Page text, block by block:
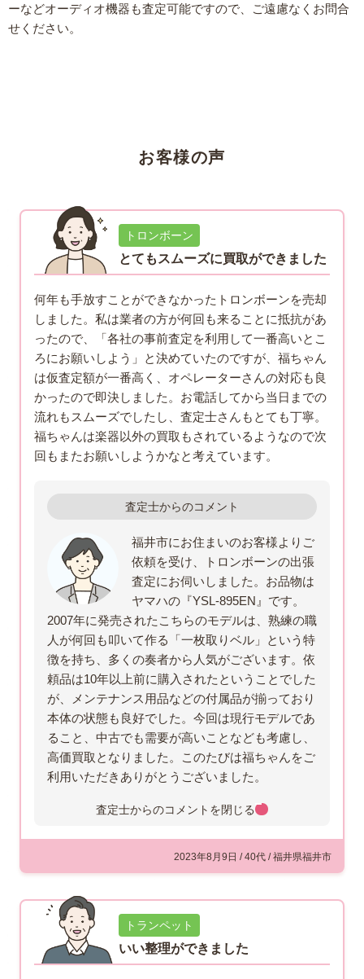
ーなどオーディオ機器も査定可能ですので、ご遠慮なくお問合
せください。
お客様の声
トロンボーン
とてもスムーズに買取ができました
何年も手放すことができなかったトロンボーンを売却
しました。私は業者の方が何回も来ることに抵抗があ
ったので、「各社の事前査定を利用して一番高いとこ
ろにお願いしよう」と決めていたのですが、福ちゃん
は仮査定額が一番高く、オペレーターさんの対応も良
かったので即決しました。お電話してから当日までの
流れもスムーズでしたし、査定士さんもとても丁寧。
福ちゃんは楽器以外の買取もされているようなので次
回もまたお願いしようかなと考えています。
査定士からのコメント
福井市にお住まいのお客様よりご
依頼を受け、トロンボーンの出張
査定にお伺いしました。お品物は
ヤマハの『YSL‐895EN』です。
2007年に発売されたこちらのモデルは、熟練の職
人が何回も叩いて作る「一枚取りベル」という特
徴を持ち、多くの奏者から人気がございます。依
頼品は10年以上前に購入されたということでした
が、メンテナンス用品などの付属品が揃っており
本体の状態も良好でした。今回は現行モデルであ
ること、中古でも需要が高いことなども考慮し、
高価買取となりました。このたびは福ちゃんをご
利用いただきありがとうございました。
査定士からのコメントを閉じる
2023年8月9日 / 40代 / 福井県福井市
トランペット
いい整理ができました